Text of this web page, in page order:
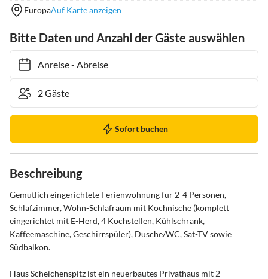
EuropaAuf Karte anzeigen
Bitte Daten und Anzahl der Gäste auswählen
Anreise- Abreise
Sofort buchen
Beschreibung
Gemütlich eingerichtete Ferienwohnung für 2-4 Personen,
Schlafzimmer, Wohn-Schlafraum mit Kochnische (komplett
eingerichtet mit E-Herd, 4 Kochstellen, Kühlschrank,
Kaffeemaschine, Geschirrspüler), Dusche/WC, Sat-TV sowie
Südbalkon.
Haus Scheichenspitz ist ein neuerbautes Privathaus mit 2